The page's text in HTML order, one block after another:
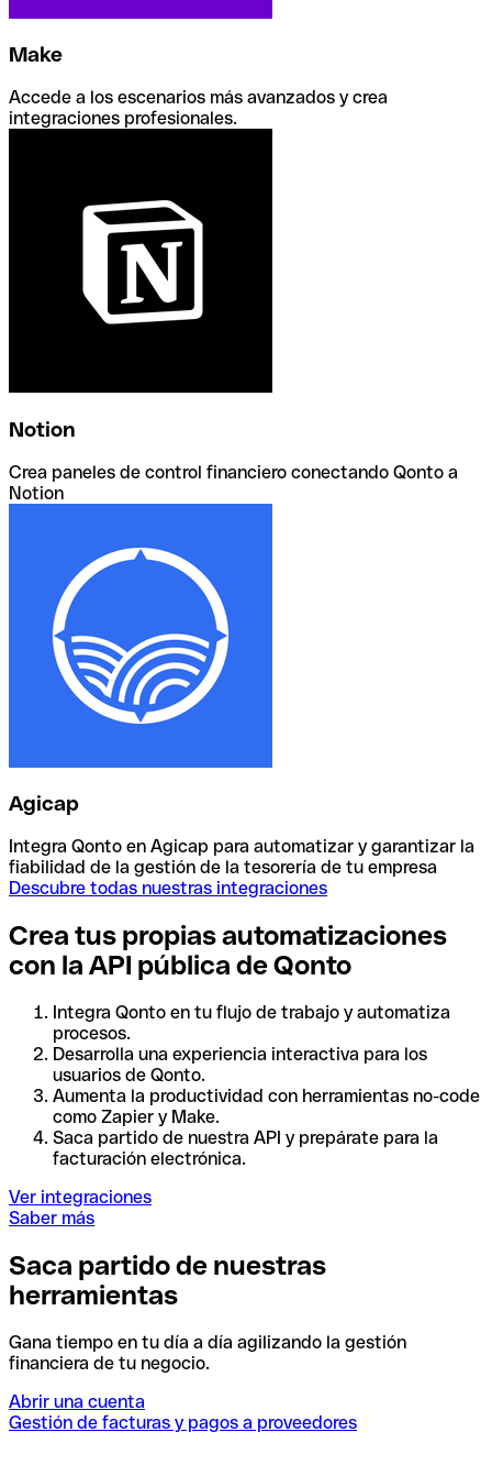
Make
Accede a los escenarios más avanzados y crea
integraciones profesionales.
Notion
Crea paneles de control financiero conectando Qonto a
Notion
Agicap
Integra Qonto en Agicap para automatizar y garantizar la
fiabilidad de la gestión de la tesorería de tu empresa
Descubre todas nuestras integraciones
Crea tus propias automatizaciones
con la API pública de Qonto
Integra Qonto en tu flujo de trabajo y automatiza
procesos.
Desarrolla una experiencia interactiva para los
usuarios de Qonto.
Aumenta la productividad con herramientas no-code
como Zapier y Make.
Saca partido de nuestra API y prepárate para la
facturación electrónica.
Ver integraciones
Saber más
Saca partido de nuestras
herramientas
Gana tiempo en tu día a día agilizando la gestión
financiera de tu negocio.
Abrir una cuenta
Gestión de facturas y pagos a proveedores